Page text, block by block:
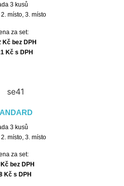
3 kusů
místo, 3. místo
za set:
Kč bez DPH
Kč s DPH
3 kusů
místo, 3. místo
za set:
bez DPH
Kč s DPH